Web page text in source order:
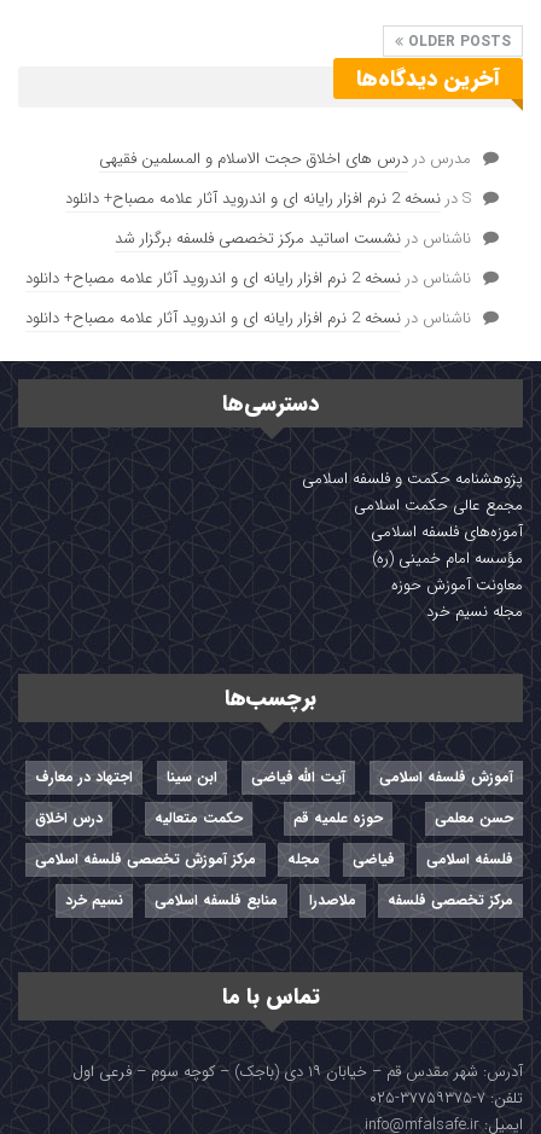
OLDER POSTS
آخرین دیدگاه‌ها
مدرس دردرس های اخلاق حجت الاسلام و المسلمین فقیهی
Sدرنسخه 2 نرم افزار رایانه ای و اندروید آثار علامه مصباح+ دانلود
ناشناس درنشست اساتید مرکز تخصصی فلسفه برگزار شد
ناشناس درنسخه 2 نرم افزار رایانه ای و اندروید آثار علامه مصباح+ دانلود
ناشناس درنسخه 2 نرم افزار رایانه ای و اندروید آثار علامه مصباح+ دانلود
دسترسی‌ها
پژوهشنامه حکمت و فلسفه اسلامی
مجمع عالی حکمت اسلامی
آموزه‌های فلسفه اسلامی
مؤسسه امام خمینی (ره)
معاونت آموزش حوزه
مجله نسیم خرد
برچسب‌ها
آموزش فلسفه اسلامی آیت الله فیاضی ابن سینا
اجتهاد در معارف
حسن معلمی
حوزه علمیه قم حکمت متعالیه
درس اخلاق
فلسفه اسلامی
فیاضی مجله
مرکز آموزش تخصصی فلسفه اسلامی
مرکز تخصصی فلسفه
ملاصدرا منابع فلسفه اسلامی نسیم خرد
تماس با ما
آدرس: شهر مقدس قم – خیابان ۱۹ دی (باجک) – کوچه سوم – فرعی اول
تلفن: ۷-۳۷۷۵۹۳۷۵-۰۲۵
ایمیل: info@mfalsafe.ir